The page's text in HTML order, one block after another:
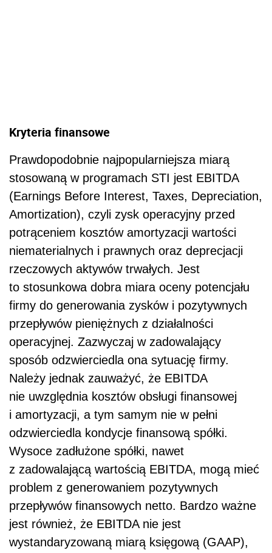
Kryteria finansowe
Prawdopodobnie najpopularniejsza miarą
stosowaną w programach STI jest EBITDA
(Earnings Before Interest, Taxes, Depreciation,
Amortization), czyli zysk operacyjny przed
potrąceniem kosztów amortyzacji wartości
niematerialnych i prawnych oraz deprecjacji
rzeczowych aktywów trwałych. Jest
to stosunkowa dobra miara oceny potencjału
firmy do generowania zysków i pozytywnych
przepływów pieniężnych z działalności
operacyjnej. Zazwyczaj w zadowalający
sposób odzwierciedla ona sytuację firmy.
Należy jednak zauważyć, że EBITDA
nie uwzględnia kosztów obsługi finansowej
i amortyzacji, a tym samym nie w pełni
odzwierciedla kondycje finansową spółki.
Wysoce zadłużone spółki, nawet
z zadowalającą wartością EBITDA, mogą mieć
problem z generowaniem pozytywnych
przepływów finansowych netto. Bardzo ważne
jest również, że EBITDA nie jest
wystandaryzowaną miarą księgową (GAAP),